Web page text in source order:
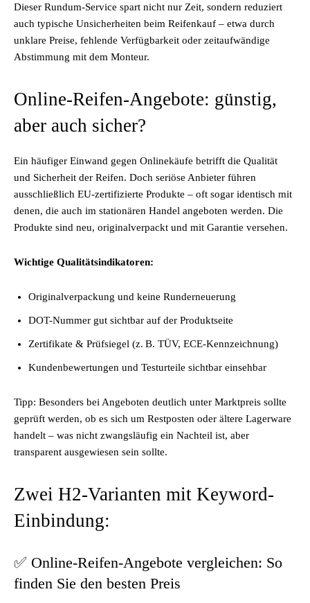
Dieser Rundum-Service spart nicht nur Zeit, sondern reduziert
auch typische Unsicherheiten beim Reifenkauf – etwa durch
unklare Preise, fehlende Verfügbarkeit oder zeitaufwändige
Abstimmung mit dem Monteur.
Online-Reifen-Angebote: günstig,
aber auch sicher?
Ein häufiger Einwand gegen Onlinekäufe betrifft die Qualität
und Sicherheit der Reifen. Doch seriöse Anbieter führen
ausschließlich EU-zertifizierte Produkte – oft sogar identisch mit
denen, die auch im stationären Handel angeboten werden. Die
Produkte sind neu, originalverpackt und mit Garantie versehen.
Wichtige Qualitätsindikatoren:
Originalverpackung und keine Runderneuerung
DOT-Nummer gut sichtbar auf der Produktseite
Zertifikate & Prüfsiegel (z. B. TÜV, ECE-Kennzeichnung)
Kundenbewertungen und Testurteile sichtbar einsehbar
Tipp: Besonders bei Angeboten deutlich unter Marktpreis sollte
geprüft werden, ob es sich um Restposten oder ältere Lagerware
handelt – was nicht zwangsläufig ein Nachteil ist, aber
transparent ausgewiesen sein sollte.
Zwei H2-Varianten mit Keyword-
Einbindung:
✅ Online-Reifen-Angebote vergleichen: So
finden Sie den besten Preis